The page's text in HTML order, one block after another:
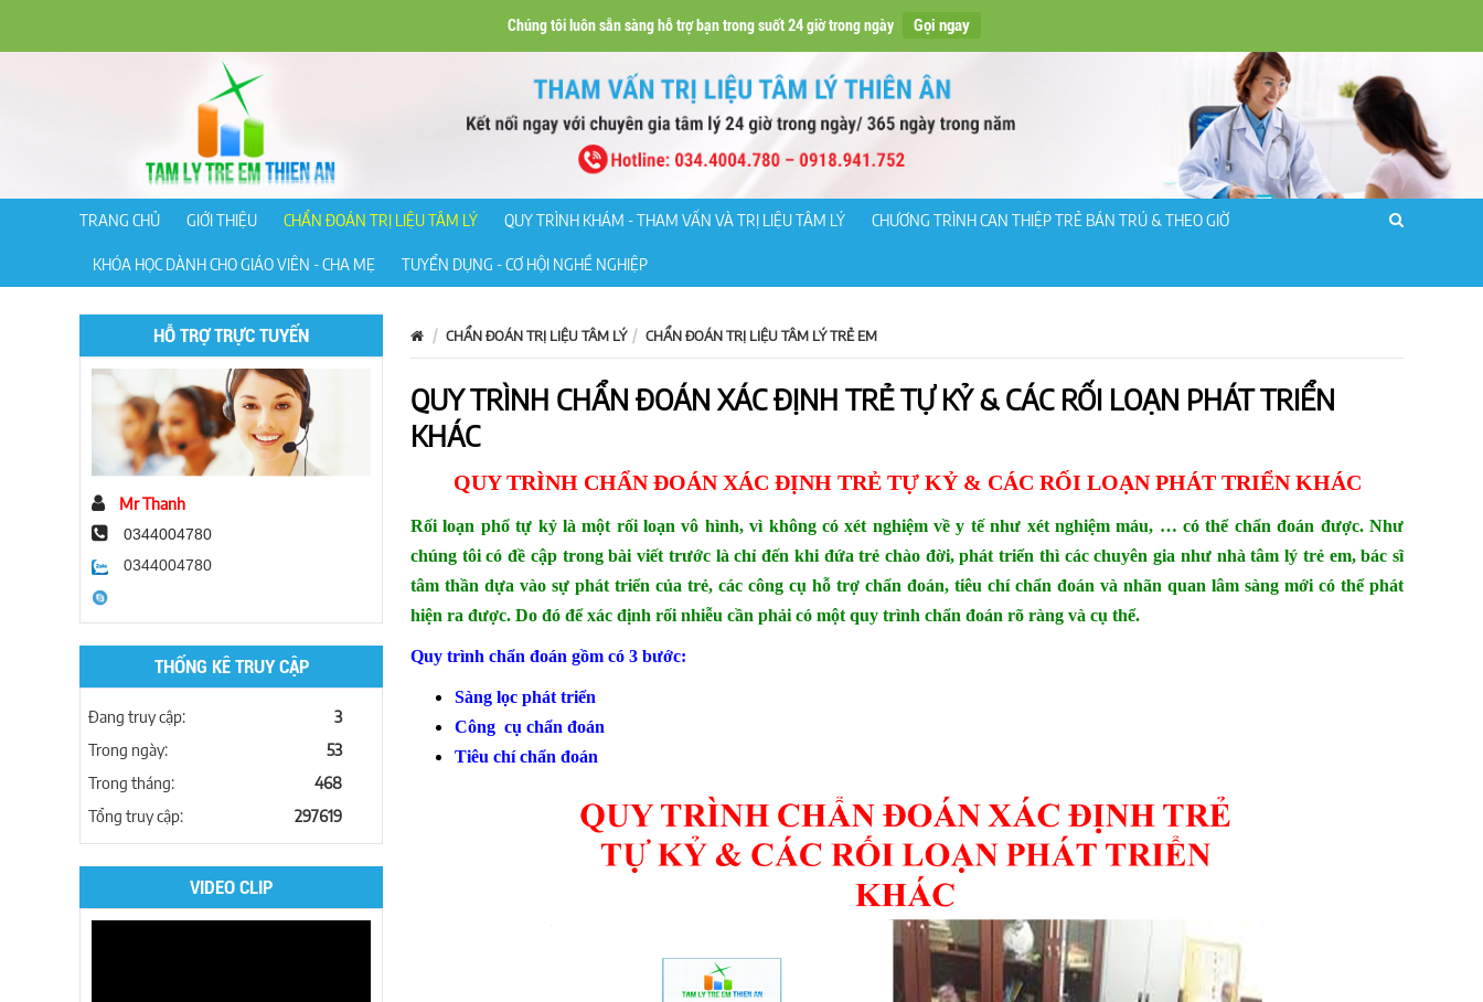
Chúng tôi luôn sẵn sàng hỗ trợ bạn trong suốt 24 giờ trong ngày Gọi ngay
TRANG CHỦ GIỚI THIỆU CHẨN ĐOÁN TRỊ LIỆU TÂM LÝ QUY TRÌNH KHÁM - THAM VẤN VÀ TRỊ LIỆU TÂM LÝ CHƯƠNG TRÌNH CAN THIỆP TRẺ BÁN TRÚ & THEO GIỜ
KHÓA HỌC DÀNH CHO GIÁO VIÊN - CHA MẸ TUYỂN DỤNG - CƠ HỘI NGHỀ NGHIỆP
HỖ TRỢ TRỰC TUYẾN
Mr Thanh
0344004780
0344004780
THỐNG KÊ TRUY CẬP
Đang truy cập:
3
Trong ngày:
53
Trong tháng:
468
Tổng truy cập:
297619
VIDEO CLIP
CHẨN ĐOÁN TRỊ LIỆU TÂM LÝ CHẨN ĐOÁN TRỊ LIỆU TÂM LÝ TRẺ EM
QUY TRÌNH CHẨN ĐOÁN XÁC ĐỊNH TRẺ TỰ KỶ & CÁC RỐI LOẠN PHÁT TRIỂN
KHÁC
QUY TRÌNH CHẨN ĐOÁN XÁC ĐỊNH TRẺ TỰ KỶ & CÁC RỐI LOẠN PHÁT TRIỂN KHÁC
Rối loạn phổ tự kỷ là một rối loạn vô hình, vì không có xét nghiệm về y tế như xét nghiệm máu, … có thể chẩn đoán được. Như
chúng tôi có đề cập trong bài viết trước là chỉ đến khi đứa trẻ chào đời, phát triển thì các chuyên gia như nhà tâm lý trẻ em, bác sĩ
tâm thần dựa vào sự phát triển của trẻ, các công cụ hỗ trợ chẩn đoán, tiêu chí chẩn đoán và nhãn quan lâm sàng mới có thể phát
hiện ra được. Do đó để xác định rối nhiễu cần phải có một quy trình chẩn đoán rõ ràng và cụ thể.
Quy trình chẩn đoán gồm có 3 bước:
Sàng lọc phát triển
Công cụ chẩn đoán
Tiêu chí chẩn đoán